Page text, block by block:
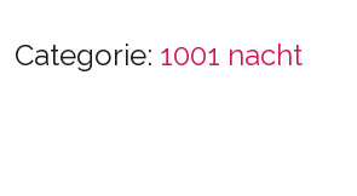
Categorie: 1001 nacht